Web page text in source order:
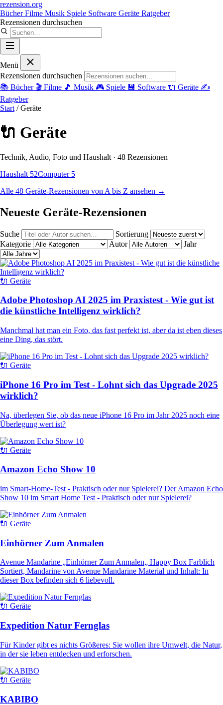
rezension.org
BücherFilme Musik Spiele Software Geräte Ratgeber
Rezensionen durchsuchen
Menü
Rezensionen durchsuchen
📚 Bücher 🎬 Filme 🎵 Musik 🎮 Spiele 💾 Software 🔌 Geräte ✍️
Ratgeber
Start / Geräte
🔌 Geräte
Technik, Audio, Foto und Haushalt · 48 Rezensionen
Haushalt 52Computer 5
Alle 48 Geräte-Rezensionen von A bis Z ansehen →
Neueste Geräte-Rezensionen
Suche
Sortierung
Kategorie
Autor Jahr
🔌 Geräte
Adobe Photoshop AI 2025 im Praxistest - Wie gut ist
die künstliche Intelligenz wirklich?
Manchmal hat man ein Foto, das fast perfekt ist, aber da ist eben dieses
eine Ding, das stört.
🔌 Geräte
iPhone 16 Pro im Test - Lohnt sich das Upgrade 2025
wirklich?
Na, überlegen Sie, ob das neue iPhone 16 Pro im Jahr 2025 noch eine
Überlegung wert ist?
🔌 Geräte
Amazon Echo Show 10
im Smart-Home-Test - Praktisch oder nur Spielerei? Der Amazon Echo
Show 10 im Smart Home Test - Praktisch oder nur Spielerei?
🔌 Geräte
Einhörner Zum Anmalen
Avenue Mandarine „Einhörner Zum Anmalen„ Happy Box Farblich
Sortiert, Mandarine von Avenue Mandarine Material und Inhalt: In
dieser Box befinden sich 6 liebevoll.
🔌 Geräte
Expedition Natur Fernglas
Für Kinder gibt es nichts Größeres: Sie wollen ihre Umwelt, die Natur,
in der sie leben entdecken und erforschen.
🔌 Geräte
KABIBO